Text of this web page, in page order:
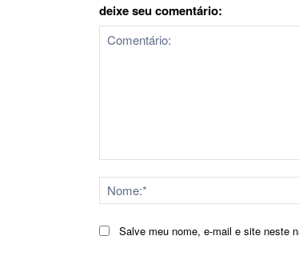
deixe seu comentário:
Salve meu nome, e-mail e site neste